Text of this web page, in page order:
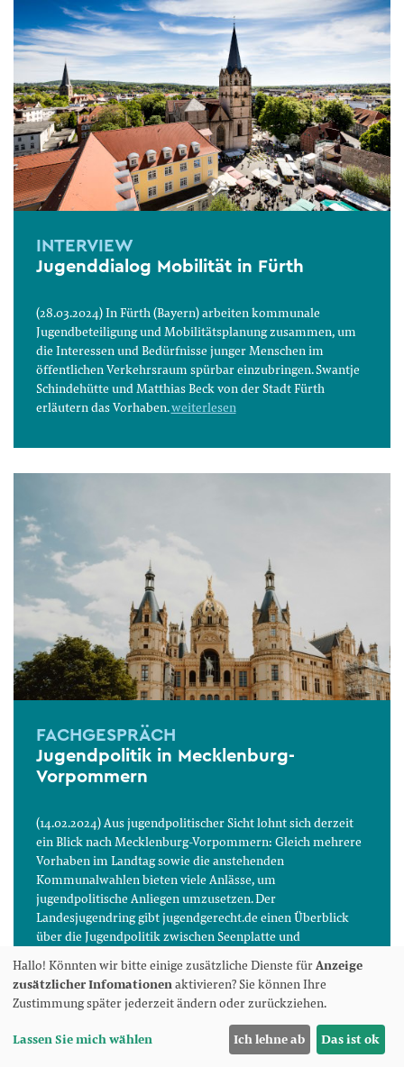
INTERVIEW
Jugenddialog Mobilität in Fürth
(28.03.2024) In Fürth (Bayern) arbeiten kommunale
Jugendbeteiligung und Mobilitätsplanung zusammen, um
die Interessen und Bedürfnisse junger Menschen im
öffentlichen Verkehrsraum spürbar einzubringen. Swantje
Schindehütte und Matthias Beck von der Stadt Fürth
erläutern das Vorhaben.weiterlesen
FACHGESPRÄCH
Jugendpolitik in Mecklenburg-
Vorpommern
(14.02.2024) Aus jugendpolitischer Sicht lohnt sich derzeit
ein Blick nach Mecklenburg-Vorpommern: Gleich mehrere
Vorhaben im Landtag sowie die anstehenden
Kommunalwahlen bieten viele Anlässe, um
jugendpolitische Anliegen umzusetzen. Der
Landesjugendring gibt jugendgerecht.de einen Überblick
über die Jugendpolitik zwischen Seenplatte und
Hallo! Könnten wir bitte einige zusätzliche Dienste fürAnzeige
zusätzlicher Infomationenaktivieren? Sie können Ihre
Zustimmung später jederzeit ändern oder zurückziehen.
Lassen Sie mich wählen Ich lehne ab Das ist ok